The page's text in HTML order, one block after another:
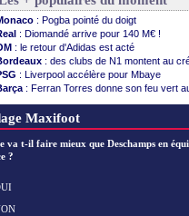
Monaco: le message touchant d'Akliouche
FIFA: Tebas en remet une couche
FIFA : l'UEFA maintient la pression
PSG: Tebas encense Luis Enrique
Real: Vinicius jusqu'en 2032 (officiel)
Lyon: Mangala va rejoindre Getafe
OM: une offre refusée pour Aguerd
Troyes: Junior Diaz jusqu'en 2030 (officiel)
OM : une offre pour Bulka
PSG
Arsenal
: Pogba pointé du doigt
: Diomandé arrive pour 140 M€ !
: le retour d'Adidas est acté
: des clubs de N1 montent au
: Liverpool accélère pour Mbaye
: Ferran Torres donne son feu vert
City: Rodri préfère le Barça au Real !
Maxifoot
va t-il faire mieux que Deschamps en
?